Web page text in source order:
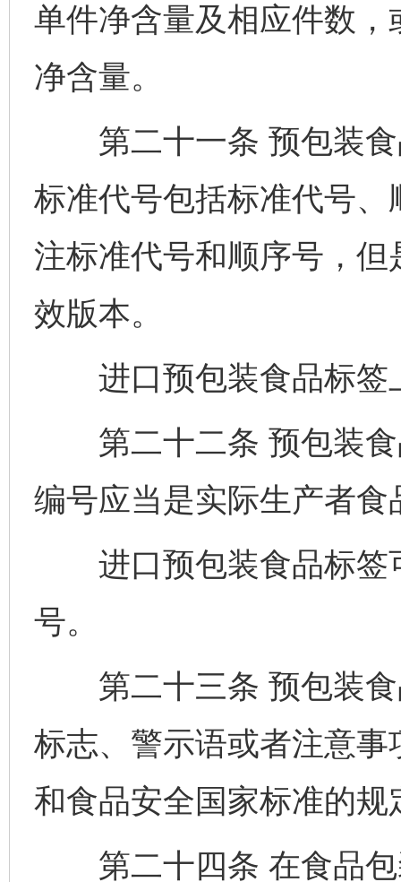
单件净含量及相应件数
净含量。
第二十一条 预包装食
标准代号包括标准代号
注标准代号和顺序号，
效版本。
进口预包装食品标签
第二十二条 预包装食
编号应当是实际生产者
进口预包装食品标签
号。
第二十三条 预包装食
标志、警示语或者注意
和食品安全国家标准的规
第二十四条 在食品包